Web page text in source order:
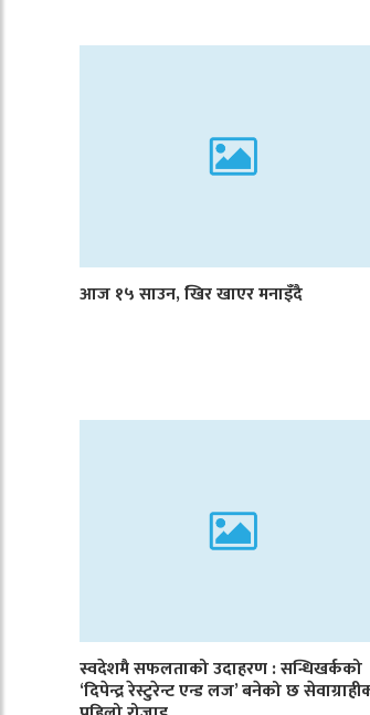
आज १५ साउन, खिर खाएर मनाइँदै
स्वदेशमै सफलताको उदाहरण : सन्धिखर्कको
‘दिपेन्द्र रेस्टुरेन्ट एन्ड लज’ बनेको छ